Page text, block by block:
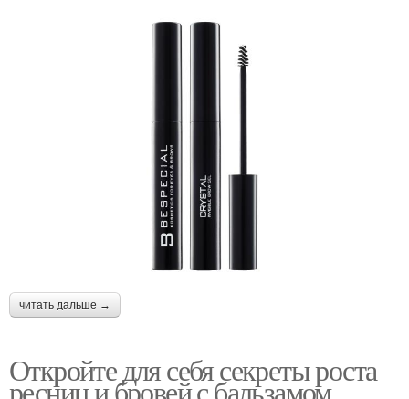
читать дальше →
Откройте для себя секреты роста